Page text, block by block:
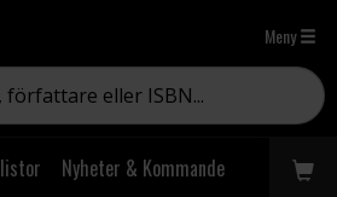
Meny
Nyheter & Kommande